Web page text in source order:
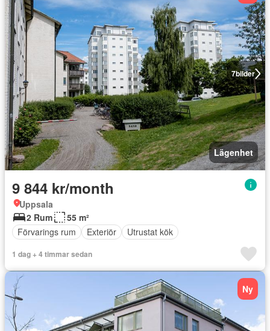
7bilder
Lägenhet
9 844 kr/month
Uppsala
2 Rum
55 m²
Förvarings rum
Exteriör Utrustat kök
1 dag + 4 timmar sedan
Ny